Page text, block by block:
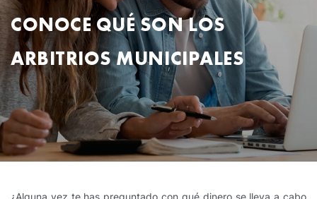
CONOCE QUÉ SON LOS
ARBITRIOS MUNICIPALES
¿Alguna vez te has preguntado con qué dinero se lleva a cabo